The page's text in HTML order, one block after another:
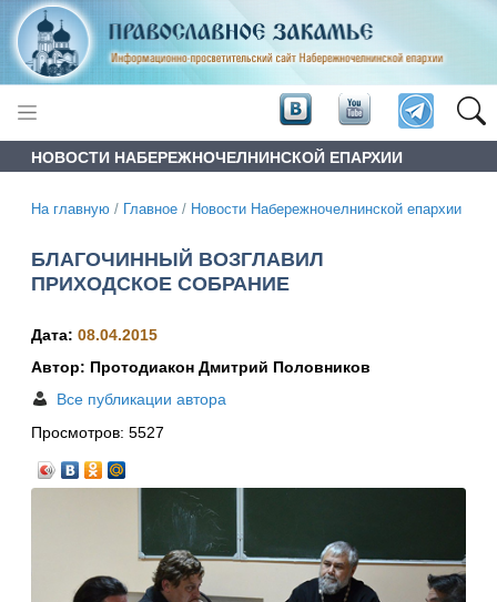
НОВОСТИ НАБЕРЕЖНОЧЕЛНИНСКОЙ ЕПАРХИИ
На главную / Главное / Новости Набережночелнинской епархии
БЛАГОЧИННЫЙ ВОЗГЛАВИЛ
ПРИХОДСКОЕ СОБРАНИЕ
Дата: 08.04.2015
Автор: Протодиакон Дмитрий Половников
Все публикации автора
Просмотров: 5527